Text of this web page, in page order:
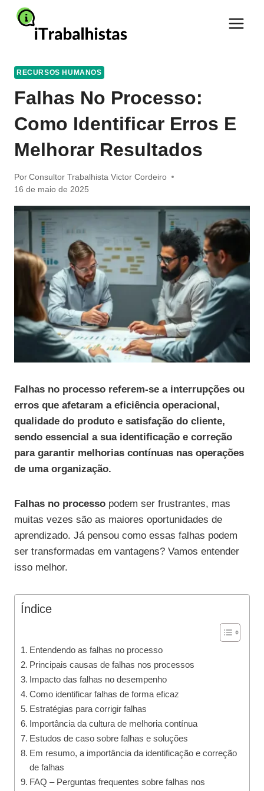
Pular
para
RECURSOS HUMANOS
Falhas No Processo:
Como Identificar Erros E
Melhorar Resultados
Por Consultor Trabalhista Victor Cordeiro
16 de maio de 2025
Falhas no processo referem-se a interrupções ou
erros que afetaram a eficiência operacional,
qualidade do produto e satisfação do cliente,
sendo essencial a sua identificação e correção
para garantir melhorias contínuas nas operações
de uma organização.
Falhas no processo podem ser frustrantes, mas
muitas vezes são as maiores oportunidades de
aprendizado. Já pensou como essas falhas podem
ser transformadas em vantagens? Vamos entender
isso melhor.
Índice
Entendendo as falhas no processo
Principais causas de falhas nos processos
Impacto das falhas no desempenho
Como identificar falhas de forma eficaz
Estratégias para corrigir falhas
Importância da cultura de melhoria contínua
Estudos de caso sobre falhas e soluções
Em resumo, a importância da identificação e correção
de falhas
FAQ – Perguntas frequentes sobre falhas nos